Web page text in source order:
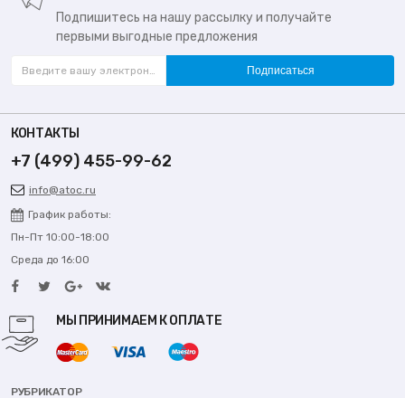
Подпишитесь на нашу рассылку и получайте
первыми выгодные предложения
Подписаться
КОНТАКТЫ
+7 (499) 455-99-62
info@atoc.ru
График работы:
Пн-Пт 10:00-18:00
Среда до 16:00
МЫ ПРИНИМАЕМ К ОПЛАТЕ
РУБРИКАТОР